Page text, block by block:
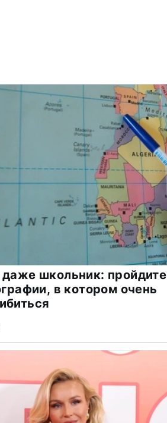
даже школьник: пройдите
в котором очень